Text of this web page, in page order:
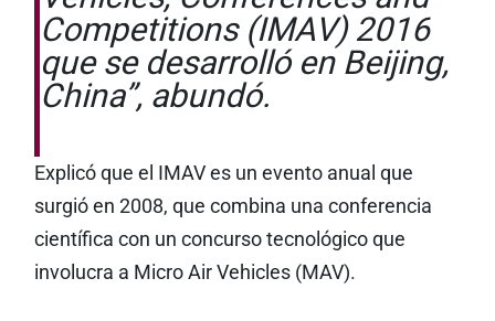
Competitions (IMAV) 2016
que se desarrolló en Beijing,
China”, abundó.
Explicó que el IMAV es un evento anual que
surgió en 2008, que combina una conferencia
científica con un concurso tecnológico que
involucra a Micro Air Vehicles (MAV).